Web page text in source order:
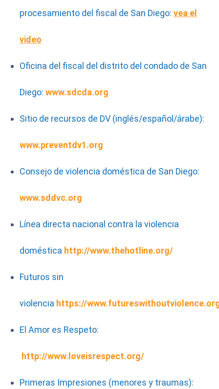
procesamiento del fiscal de San Diego: vea el
video
Oficina del fiscal del distrito del condado de San
Diego: www.sdcda.org
Sitio de recursos de DV (inglés/español/árabe):
www.preventdv1.org
Consejo de violencia doméstica de San Diego:
www.sddvc.org
Línea directa nacional contra la violencia
doméstica http://www.thehotline.org/
Futuros sin
violencia https://
El Amor es Respeto:
http://www.loveisrespect.org/
Primeras Impresiones (menores y traumas):